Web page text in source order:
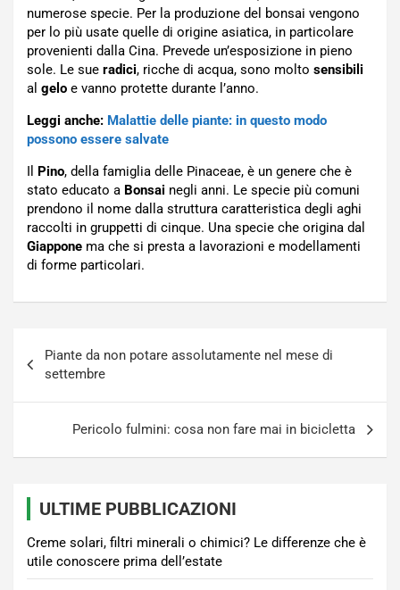
numerose specie. Per la produzione del bonsai vengono
per lo più usate quelle di origine asiatica, in particolare
provenienti dalla Cina. Prevede un’esposizione in pieno
sole. Le sue radici, ricche di acqua, sono molto sensibili
al gelo e vanno protette durante l’anno.
Leggi anche: Malattie delle piante: in questo modo
possono essere salvate
Pino, della famiglia delle Pinaceae, è un genere che è
stato educato a Bonsai negli anni. Le specie più comuni
prendono il nome dalla struttura caratteristica degli aghi
raccolti in gruppetti di cinque. Una specie che origina dal
Giappone ma che si presta a lavorazioni e modellamenti
di forme particolari.
articoli
Piante da non potare assolutamente nel mese di
settembre
Pericolo fulmini: cosa non fare mai in bicicletta
ULTIME PUBBLICAZIONI
Creme solari, filtri minerali o chimici? Le differenze che è
utile conoscere prima dell’estate